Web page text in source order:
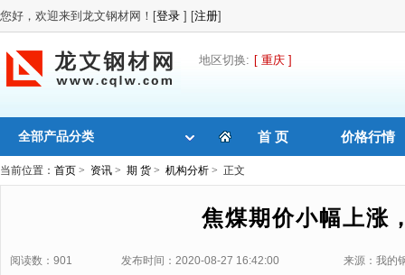
您好，欢迎来到龙文钢材网！[登录 ] [注册]
地区切换: [ 重庆 ]
全部产品分类 首 页 价格行情
当前位置： 首页 > 资讯 > 期 货 > 机构分析 > 正文
焦煤期价小幅上涨
阅读数：901 发布时间：2020-08-27 16:42:00 来源：我的